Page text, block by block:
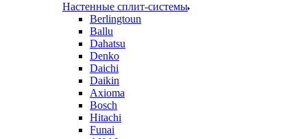
Настенные сплит-системы
Berlingtoun
Ballu
Dahatsu
Denko
Daichi
Daikin
Axioma
Bosch
Hitachi
Funai